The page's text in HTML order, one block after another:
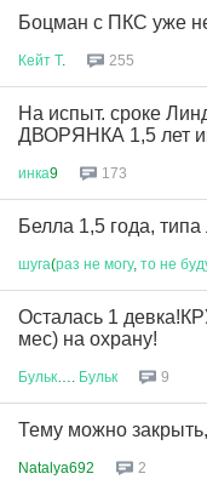
Боцман с ПКС уже
Кейт Т. 255
На испыт. сроке
ДВОРЯНКА 1,5 лет
инка9 173
Белла 1,5 года, типа
шуга(раз не могу, то не
Осталась 1
мес) на охрану!
Бульк Бульк 9
Тему можно
Natalya692 2